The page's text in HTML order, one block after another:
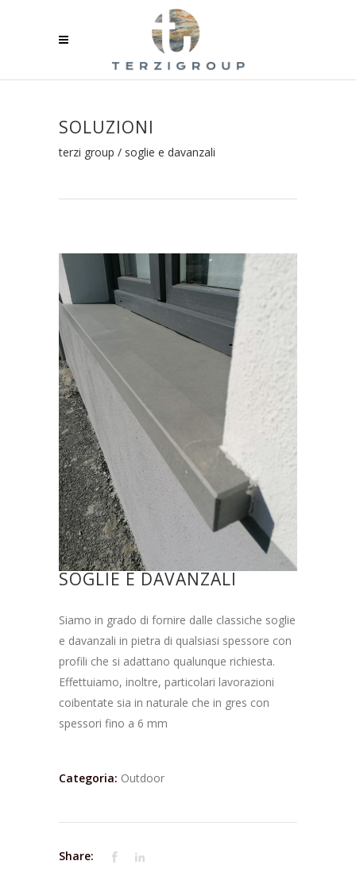
SOLUZIONI
terzi group / soglie e davanzali
SOGLIE E DAVANZALI
Siamo in grado di fornire dalle classiche soglie
e davanzali in pietra di qualsiasi spessore con
profili che si adattano qualunque richiesta.
Effettuiamo, inoltre, particolari lavorazioni
coibentate sia in naturale che in gres con
spessori fino a 6 mm
Categoria: Outdoor
Share: